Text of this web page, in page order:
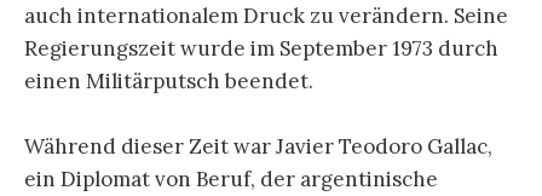
auch internationalem Druck zu verändern. Seine
Regierungszeit wurde im September 1973 durch
einen Militärputsch beendet.
Während dieser Zeit war Javier Teodoro Gallac,
ein Diplomat von Beruf, der argentinische